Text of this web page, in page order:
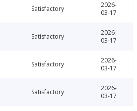
Satisfactory
2026-
03-17
Satisfactory
2026-
03-17
Satisfactory
2026-
03-17
Satisfactory
2026-
03-17